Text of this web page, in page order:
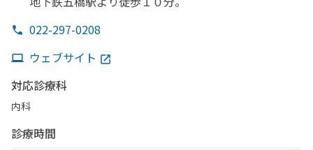
022-297-0208
ウェブサイト
対応診療科
内科
診療時間